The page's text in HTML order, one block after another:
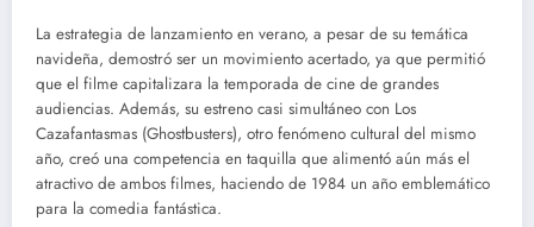
La estrategia de lanzamiento en verano, a pesar de su temática
navideña, demostró ser un movimiento acertado, ya que permitió
que el filme capitalizara la temporada de cine de grandes
audiencias. Además, su estreno casi simultáneo con Los
Cazafantasmas (Ghostbusters), otro fenómeno cultural del mismo
año, creó una competencia en taquilla que alimentó aún más el
atractivo de ambos filmes, haciendo de 1984 un año emblemático
para la comedia fantástica.